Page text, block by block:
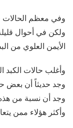
وفي معظم الحالات
ولكن في أحوال
الأيمن العلوي من
وأغلب حالات
وجد حديثاً أن بعض
وجد أن نسبة من هذه
وأكثر هؤلاء ممن